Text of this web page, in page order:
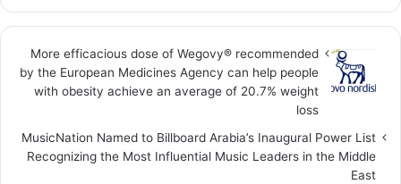
More efficacious dose of Wegovy®️ recommended
by the European Medicines Agency can help people
with obesity achieve an average of 20.7% weight
loss
MusicNation Named to Billboard Arabia’s Inaugural Power List
Recognizing the Most Influential Music Leaders in the Middle
East